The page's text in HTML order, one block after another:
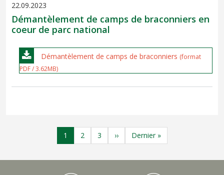
22.09.2023
Démantèlement de camps de braconniers en
coeur de parc national
Démantèlement de camps de braconniers (format
PDF / 3.62MB)
Page
1 Page
2 Page
3 Page suivante
›› Dernière page
Dernier »